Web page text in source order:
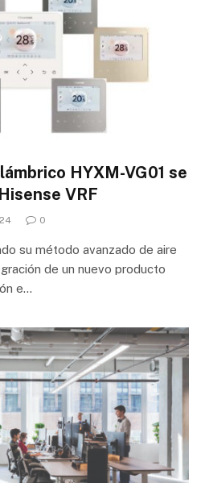
HYXM-VG01 se
VRF
0
su método avanzado de aire
de un nuevo producto
e…